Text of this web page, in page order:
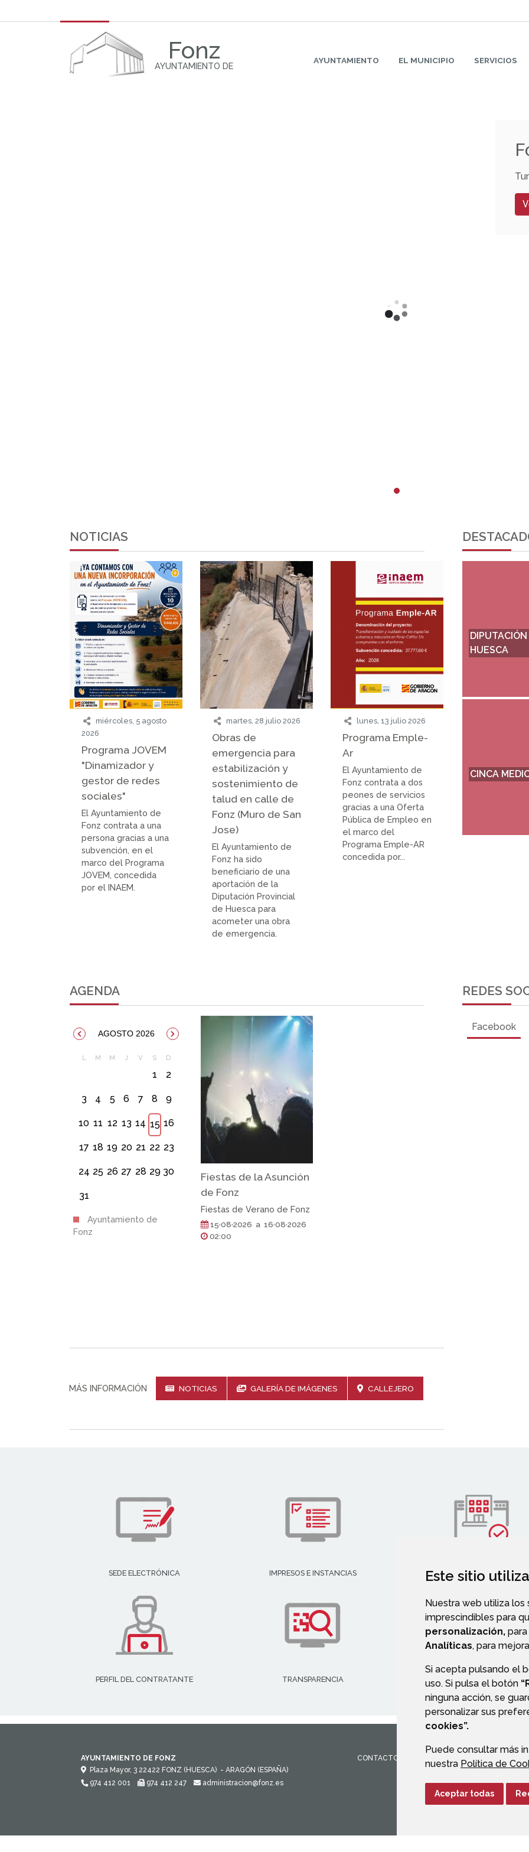
Este sitio
Nuestra web utiliza los
imprescindibles para
personalización,
Analíticas, para
Si acepta pulsando el
uso. Si pulsa el botón
ninguna acción, se
personalizar sus
cookies”.
Puede consultar más
nuestra Política de
Aceptar todas
Fonz
AYUNTAMIENTO DE
AYUNTAMIENTO EL MUNICIPIO SERVICIOS
NOTICIAS
miércoles, 5 agosto
2026
Programa JOVEM
"Dinamizador y
gestor de redes
sociales"
El Ayuntamiento de
Fonz contrata a una
persona gracias a una
subvención, en el
marco del Programa
JOVEM, concedida
por el INAEM.
martes, 28 julio 2026
Obras de
emergencia para
estabilización y
sostenimiento de
talud en calle de
Fonz (Muro de San
Jose)
El Ayuntamiento de
Fonz ha sido
beneficiario de una
aportación de la
Diputación Provincial
de Huesca para
acometer una obra
de emergencia.
lunes, 13 julio 2026
Programa Emple-
Ar
El Ayuntamiento de
Fonz contrata a dos
peones de servicios
gracias a una Oferta
Pública de Empleo en
el marco del
Programa Emple-AR
concedida por...
DIPUTACIÓN
HUESCA
CINCA
AGENDA
AGOSTO 2026
1 2
3 4 5 6 7 8 9
10 11 12 13 14 15 16
17 18 19 20 21 22 23
24 25 26 27 28 29 30
31
Ayuntamiento de
Fonz
Fiestas de la Asunción
de Fonz
Fiestas de Verano de Fonz
15·08·2026 a 16·08·2026
02:00
MÁS INFORMACIÓN NOTICIAS GALERÍA DE IMÁGENES CALLEJERO
REDES
Facebook
SEDE ELECTRÓNICA IMPRESOS E INSTANCIAS
DIRECTORIO EMPRESARIAL
PERFIL DEL CONTRATANTE TRANSPARENCIA VALIDACIÓN DE
AYUNTAMIENTO DE FONZ
Plaza Mayor, 3 22422 FONZ (HUESCA) - ARAGÓN (ESPAÑA)
974 412 001
974 412 247 administracion@fonz.es
CONTACTO AVISO LEGAL